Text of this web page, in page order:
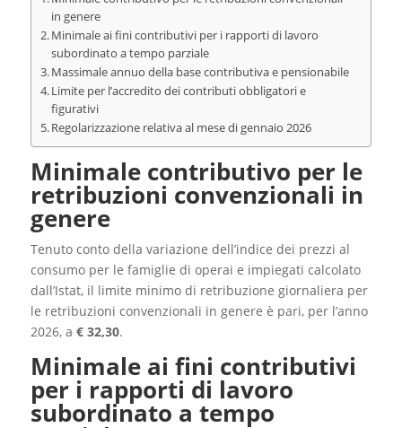
in genere
Minimale ai fini contributivi per i rapporti di lavoro
subordinato a tempo parziale
Massimale annuo della base contributiva e pensionabile
Limite per l’accredito dei contributi obbligatori e
figurativi
Regolarizzazione relativa al mese di gennaio 2026
Minimale contributivo per le
retribuzioni convenzionali in
genere
Tenuto conto della variazione dell’indice dei prezzi al
consumo per le famiglie di operai e impiegati calcolato
dall’Istat, il limite minimo di retribuzione giornaliera per
le retribuzioni convenzionali in genere è pari, per l’anno
2026, a € 32,30.
Minimale ai fini contributivi
per i rapporti di lavoro
subordinato a tempo